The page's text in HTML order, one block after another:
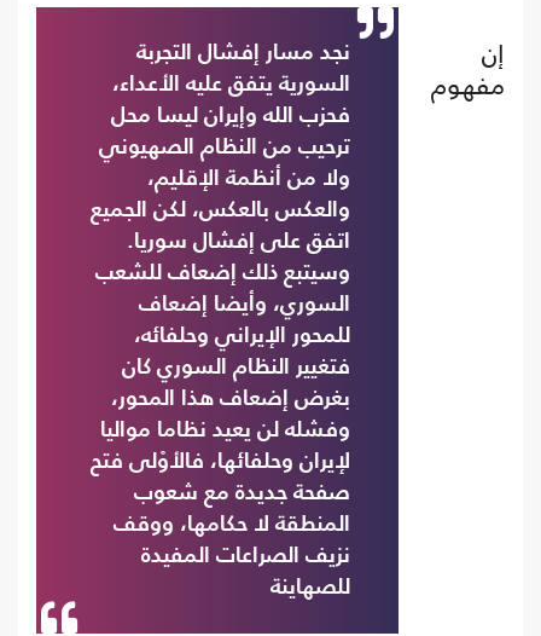
نجد مسار إفشال التجربة
السورية يتفق عليه الأعداء،
فحزب الله وإيران ليسا محل
ترحيب من النظام الصهيوني
ولا من أنظمة الإقليم،
والعكس بالعكس، لكن الجميع
اتفق على إفشال سوريا.
وسيتبع ذلك إضعاف للشعب
السوري، وأيضا إضعاف
للمحور الإيراني وحلفائه،
فتغيير النظام السوري كان
بغرض إضعاف هذا المحور،
وفشله لن يعيد نظاما مواليا
لإيران وحلفائها، فالأوْلى فتح
صفحة جديدة مع شعوب
المنطقة لا حكامها، ووقف
نزيف الصراعات المفيدة
للصهاينة
إن
مفهوم